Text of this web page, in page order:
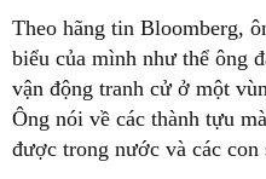
Theo hãng tin Bloomberg,
biểu của mình như thể ông
vận động tranh cử ở một
Ông nói về các thành tựu
được trong nước và các